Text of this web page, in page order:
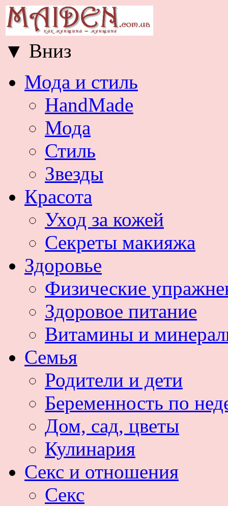
▼ Вниз
Мода и стиль
HandMade
Мода
Стиль
Звезды
Красота
Уход за кожей
Секреты макияжа
Здоровье
Физические
Здоровое питание
Витамины и
Семья
Родители и дети
Беременность по
Дом, сад, цветы
Кулинария
Секс и отношения
Секс